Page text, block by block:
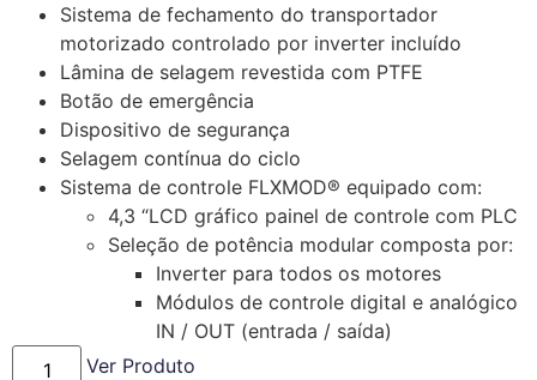
Sistema de fechamento do transportador
motorizado controlado por inverter incluído
Lâmina de selagem revestida com PTFE
Botão de emergência
Dispositivo de segurança
Selagem contínua do ciclo
Sistema de controle FLXMOD® equipado com:
4,3 “LCD gráfico painel de controle com PLC
Seleção de potência modular composta por:
Inverter para todos os motores
Módulos de controle digital e analógico
IN / OUT (entrada / saída)
Ver Produto